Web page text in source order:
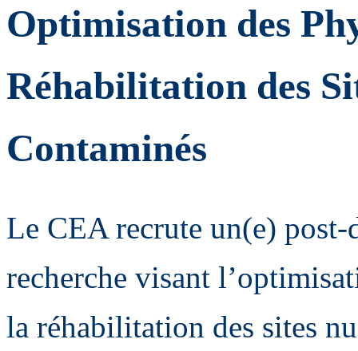
Optimisation des
Réhabilitation des
Contaminés
Le CEA recrute un(e)
recherche visant
la réhabilitation des sites